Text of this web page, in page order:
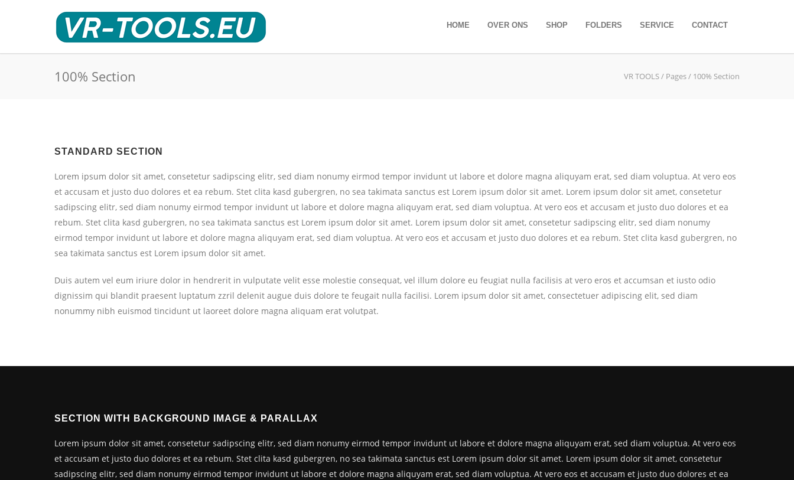
HOME OVER ONS SHOP FOLDERS SERVICE CONTACT
100% Section VR TOOLS/ Pages/ 100% Section
STANDARD SECTION
Lorem ipsum dolor sit amet, consetetur sadipscing elitr, sed diam nonumy eirmod tempor invidunt ut labore et dolore magna aliquyam erat, sed diam voluptua. At vero eos
et accusam et justo duo dolores et ea rebum. Stet clita kasd gubergren, no sea takimata sanctus est Lorem ipsum dolor sit amet. Lorem ipsum dolor sit amet, consetetur
sadipscing elitr, sed diam nonumy eirmod tempor invidunt ut labore et dolore magna aliquyam erat, sed diam voluptua. At vero eos et accusam et justo duo dolores et ea
rebum. Stet clita kasd gubergren, no sea takimata sanctus est Lorem ipsum dolor sit amet. Lorem ipsum dolor sit amet, consetetur sadipscing elitr, sed diam nonumy
eirmod tempor invidunt ut labore et dolore magna aliquyam erat, sed diam voluptua. At vero eos et accusam et justo duo dolores et ea rebum. Stet clita kasd gubergren, no
sea takimata sanctus est Lorem ipsum dolor sit amet.
Duis autem vel eum iriure dolor in hendrerit in vulputate velit esse molestie consequat, vel illum dolore eu feugiat nulla facilisis at vero eros et accumsan et iusto odio
dignissim qui blandit praesent luptatum zzril delenit augue duis dolore te feugait nulla facilisi. Lorem ipsum dolor sit amet, consectetuer adipiscing elit, sed diam
nonummy nibh euismod tincidunt ut laoreet dolore magna aliquam erat volutpat.
SECTION WITH BACKGROUND IMAGE & PARALLAX
Lorem ipsum dolor sit amet, consetetur sadipscing elitr, sed diam nonumy eirmod tempor invidunt ut labore et dolore magna aliquyam erat, sed diam voluptua. At vero eos
et accusam et justo duo dolores et ea rebum. Stet clita kasd gubergren, no sea takimata sanctus est Lorem ipsum dolor sit amet. Lorem ipsum dolor sit amet, consetetur
sadipscing elitr, sed diam nonumy eirmod tempor invidunt ut labore et dolore magna aliquyam erat, sed diam voluptua. At vero eos et accusam et justo duo dolores et ea